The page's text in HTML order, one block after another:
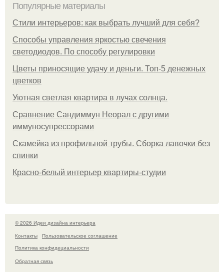
Популярные материалы
Стили интерьеров: как выбрать лучший для себя?
Способы управления яркостью свечения
светодиодов. По способу регулировки
Цветы приносящие удачу и деньги. Топ-5 денежных
цветков
Уютная светлая квартира в лучах солнца.
Сравнение Сандиммун Неорал с другими
иммуносупрессорами
Скамейка из профильной трубы. Сборка лавочки без
спинки
Красно-белый интерьер квартиры-студии
© 2026 Идеи дизайна интерьера
Контакты
Пользовательское соглашение
Политика конфидециальности
Обратная связь